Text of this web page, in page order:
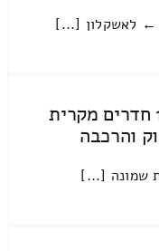
← לאשקלון [...]
כמה עולה הובלה של דירה 1x חדרים מקרית
והרכבה